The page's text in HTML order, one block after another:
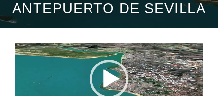
ANTEPUERTO DE SEVILLA
Reproductor